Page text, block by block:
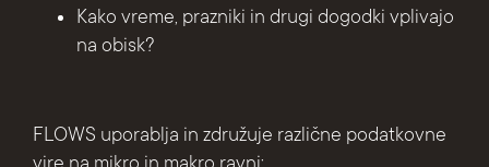
Kako vreme, prazniki in drugi dogodki vplivajo
na obisk?
FLOWS uporablja in združuje različne podatkovne
vire na mikro in makro ravni: